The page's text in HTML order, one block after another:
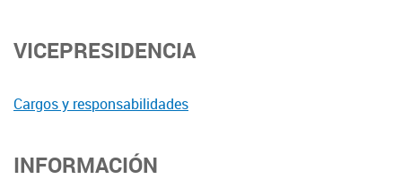
VICEPRESIDENCIA
Cargos y responsabilidades
INFORMACIÓN